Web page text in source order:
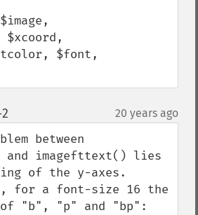
$font,
20 years ago
between
and imagefttext() lies
of the y-axes.
for a font-size 16 the
of "b", "p" and "bp":